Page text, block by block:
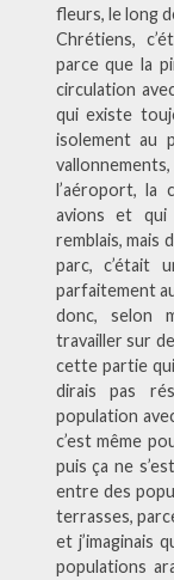
fleurs, le long
Chrétiens,
parce que la
circulation
qui existe
isolement au
l’aéroport, la
avions et qui
remblais, mais
parc, c’était
parfaitement
donc, selon
travailler sur
cette partie
dirais pas
population
c’est même
puis ça ne
entre des
terrasses,
et j’imaginais
populations